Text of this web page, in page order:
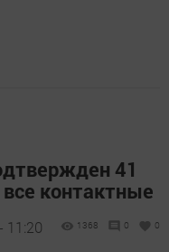
41
контактные
11:20 1368 0 0